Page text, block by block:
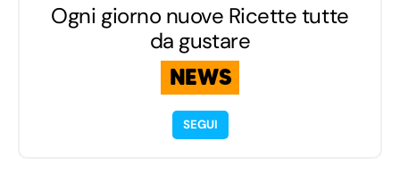
Ogni giorno nuove Ricette tutte
da gustare
NEWS
SEGUI